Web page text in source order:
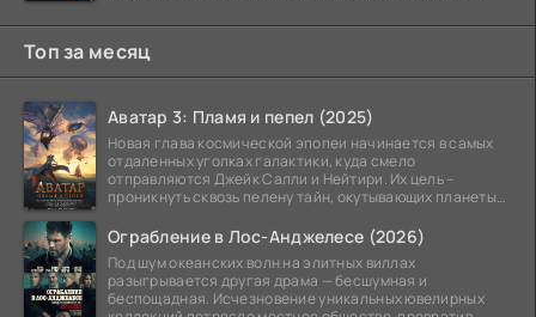
Топ за месяц
Аватар 3: Пламя и пепел (2025)
Новая глава космической эпопеи начинается в самых
отдаленных уголках галактики, куда смело
отправляются Джейк Салли и Нейтири. Их цель –
проникнуть сквозь пелену тайн, окутывающих планеты
Ограбление в Лос-Анджелесе (2026)
Под шум океанских волн на элитных виллах
разыгрывается другая драма — бесшумная и
беспощадная. Исчезновение уникальных ювелирных